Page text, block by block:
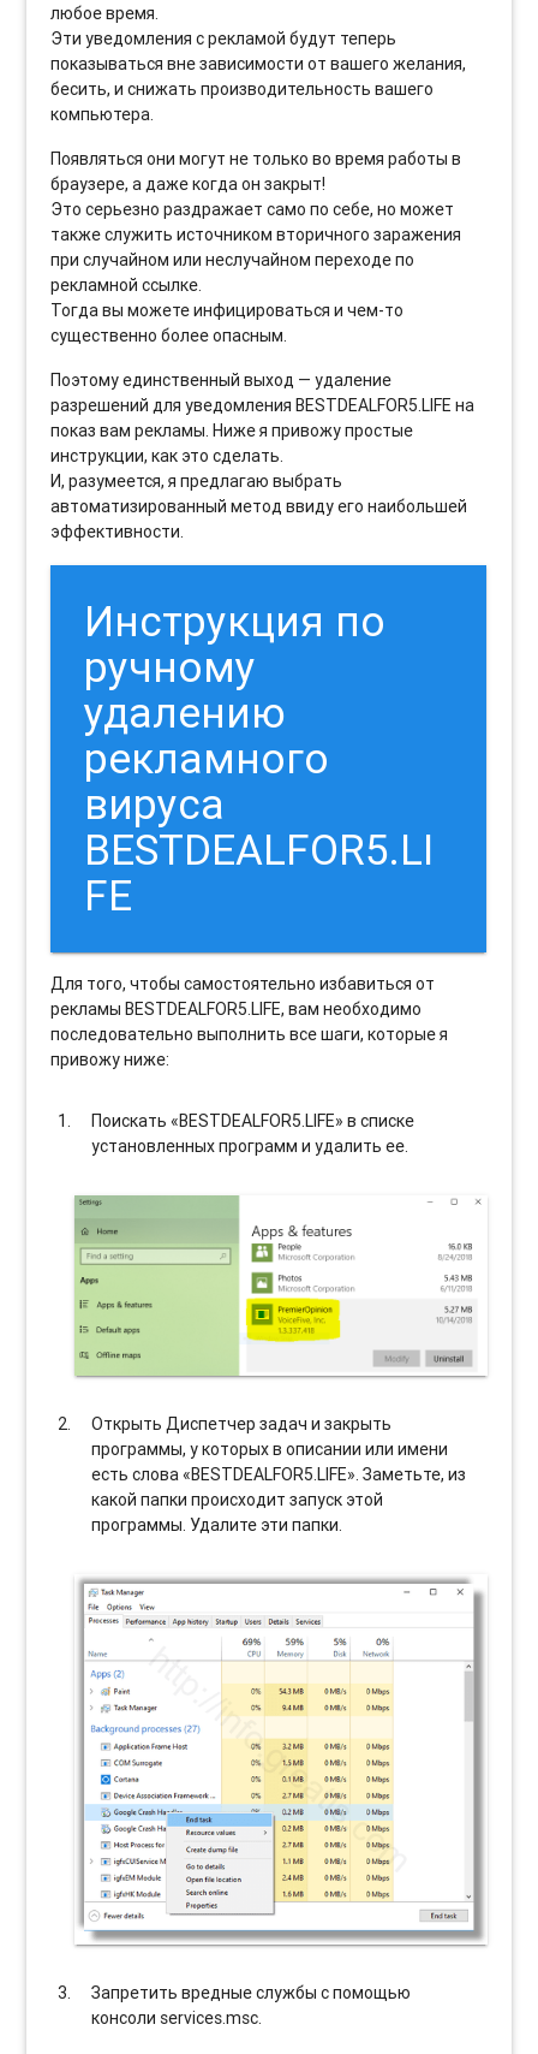
любое время.
Эти уведомления с рекламой будут теперь
показываться вне зависимости от вашего желания,
бесить, и снижать производительность вашего
компьютера.
Появляться они могут не только во время работы в
браузере, а даже когда он закрыт!
Это серьезно раздражает само по себе, но может
также служить источником вторичного заражения
при случайном или неслучайном переходе по
рекламной ссылке.
Тогда вы можете инфицироваться и чем-то
существенно более опасным.
Поэтому единственный выход — удаление
разрешений для уведомления BESTDEALFOR5.LIFE на
показ вам рекламы. Ниже я привожу простые
инструкции, как это сделать.
И, разумеется, я предлагаю выбрать
автоматизированный метод ввиду его наибольшей
эффективности.
Инструкция по
ручному
удалению
рекламного
вируса
BESTDEALFOR5.LI
FE
Для того, чтобы самостоятельно избавиться от
рекламы BESTDEALFOR5.LIFE, вам необходимо
последовательно выполнить все шаги, которые я
привожу ниже:
Поискать «BESTDEALFOR5.LIFE» в списке
установленных программ и удалить ее.
Открыть Диспетчер задач и закрыть
программы, у которых в описании или имени
есть слова «BESTDEALFOR5.LIFE». Заметьте, из
какой папки происходит запуск этой
программы. Удалите эти папки.
Запретить вредные службы с помощью
консоли services.msc.